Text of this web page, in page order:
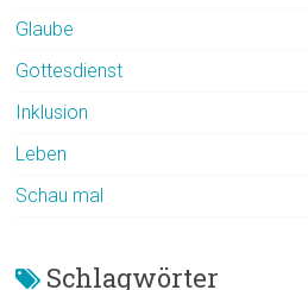
Glaube
Gottesdienst
Inklusion
Leben
Schau mal
Schlagwörter